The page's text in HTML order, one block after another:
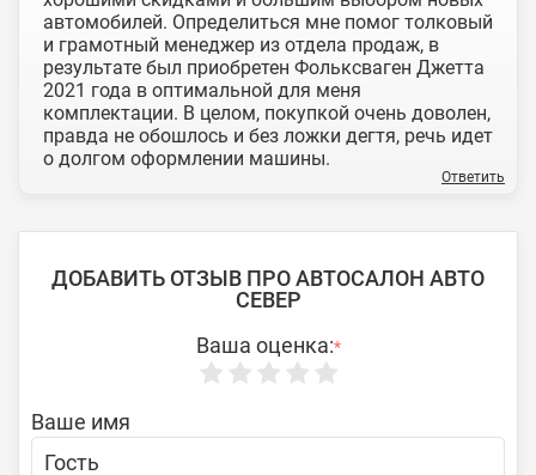
автомобилей. Определиться мне помог толковый
и грамотный менеджер из отдела продаж, в
результате был приобретен Фольксваген Джетта
2021 года в оптимальной для меня
комплектации. В целом, покупкой очень доволен,
правда не обошлось и без ложки дегтя, речь идет
о долгом оформлении машины.
Ответить
ДОБАВИТЬ ОТЗЫВ ПРО АВТОСАЛОН АВТО
СЕВЕР
Ваша оценка:*
Ваше имя